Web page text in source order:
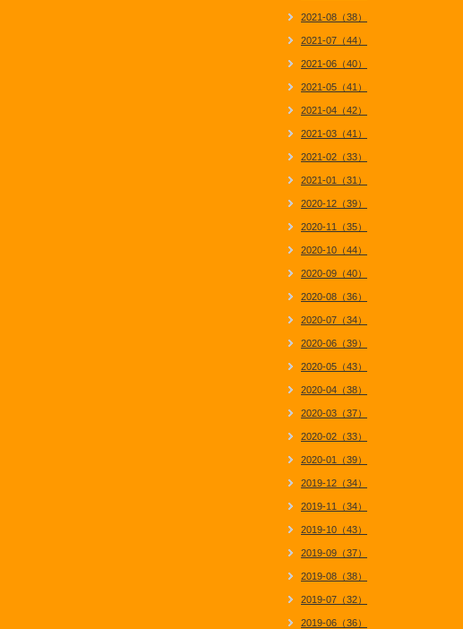
2021-08（38）
2021-07（44）
2021-06（40）
2021-05（41）
2021-04（42）
2021-03（41）
2021-02（33）
2021-01（31）
2020-12（39）
2020-11（35）
2020-10（44）
2020-09（40）
2020-08（36）
2020-07（34）
2020-06（39）
2020-05（43）
2020-04（38）
2020-03（37）
2020-02（33）
2020-01（39）
2019-12（34）
2019-11（34）
2019-10（43）
2019-09（37）
2019-08（38）
2019-07（32）
2019-06（36）